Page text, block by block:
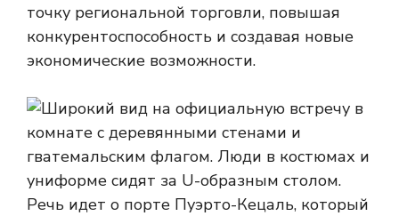
точку региональной торговли, повышая
конкурентоспособность и создавая новые
экономические возможности.
Речь идет о порте Пуэрто-Кецаль, который